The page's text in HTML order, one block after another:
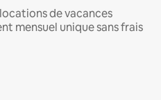
de vacances
mensuel unique sans frais